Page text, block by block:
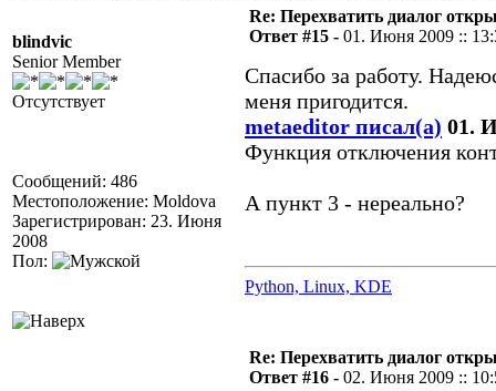
blindvic
Senior Member
Отсутствует
Сообщений: 486
Местоположение: Moldova
Зарегистрирован: 23. Июня
2008
Пол:
Re: Перехватить диалог
Ответ #15 - 01. Июня 2009 ::
Спасибо за работу.
меня пригодится.
metaeditor писал(а) 01.
Функция отключения
А пункт 3 - нереально?
Python, Linux, KDE
Re: Перехватить диалог
Ответ #16 - 02. Июня 2009 ::